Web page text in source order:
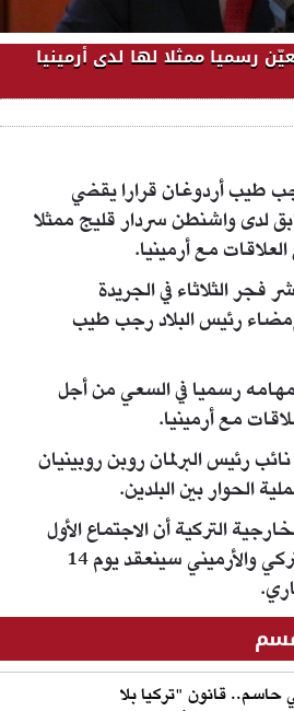
رسميا ممثلا لها لدى أرمينيا
طيب أردوغان قرارا يقضي
لدى واشنطن سردار قليج ممثلا
مع أرمينيا.
الثلاثاء في الجريدة
رئيس البلاد رجب طيب
مهامه رسميا في السعي من أجل
مع أرمينيا.
رئيس البرلمان روبن روبينيان
الحوار بين البلدين.
التركية أن الاجتماع الأول
بين الممثلين الخاصين التركي والأرميني سينعقد يوم 14
حاسم.. قانون "تركيا بلا